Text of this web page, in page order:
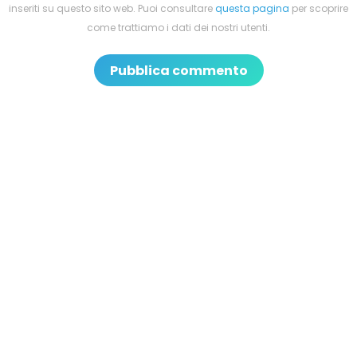
inseriti su questo sito web. Puoi consultarequesta pagina per scoprire
come trattiamo i dati dei nostri utenti.